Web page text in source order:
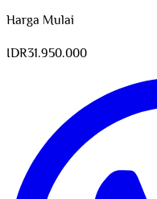
Harga Mulai
IDR31.950.000